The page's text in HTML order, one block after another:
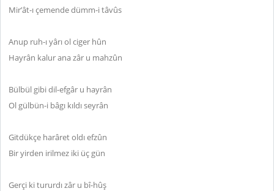
Mir’ât-ı çemende dümm-i tâvûs
Anup ruh-ı yârı ol ciger hûn
Hayrân kalur ana zâr u mahzûn
Bülbül gibi dil-efgâr u hayrân
Ol gülbün-i bâgı kıldı seyrân
Gitdükçe harâret oldı efzûn
Bir yirden irilmez iki üç gün
Gerçi ki tururdı zâr u bî-hûş